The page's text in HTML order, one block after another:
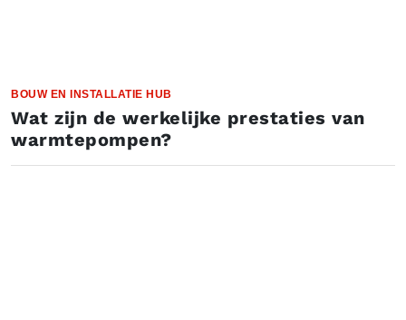
BOUW EN INSTALLATIE HUB
Wat zijn de werkelijke prestaties van
warmtepompen?